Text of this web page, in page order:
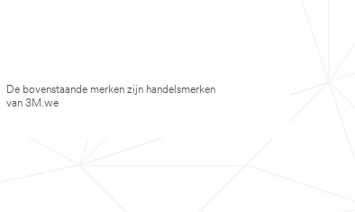
De bovenstaande merken zijn handelsmerken
van 3M.we